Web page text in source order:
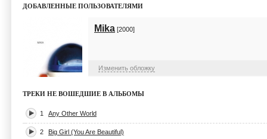
ДОБАВЛЕННЫЕ ПОЛЬЗОВАТЕЛЯМИ
Mika [2000]
Изменить обложку
ТРЕКИ НЕ ВОШЕДШИЕ В АЛЬБОМЫ
1 Any Other World
2 Big Girl (You Are Beautiful)